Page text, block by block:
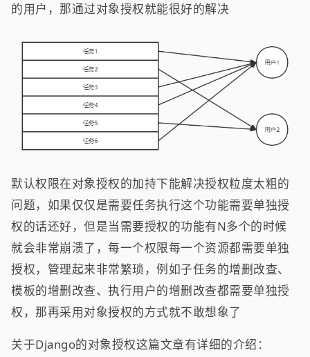
的用户，那通过对象授权就能很好的解决
默认权限在对象授权的加持下能解决授权粒度太粗的
问题，如果仅仅是需要任务执行这个功能需要单独授
权的话还好，但是当需要授权的功能有N多个的时候
就会非常崩溃了，每一个权限每一个资源都需要单独
授权，管理起来非常繁琐，例如子任务的增删改查、
模板的增删改查、执行用户的增删改查都需要单独授
权，那再采用对象授权的方式就不敢想象了
关于Django的对象授权这篇文章有详细的介绍：